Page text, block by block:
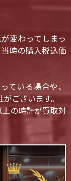
変わってしまっ
時の購入税込価
ている場合や、
ございます。
の時計が買取対